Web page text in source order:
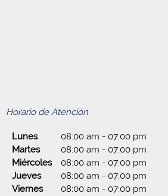
Horario de Atención
Lunes 08:00 am - 07:00 pm
Martes
08:00 am - 07:00 pm
Miércoles
08:00 am - 07:00 pm
Jueves
08:00 am - 07:00 pm
Viernes
08:00 am - 07:00 pm